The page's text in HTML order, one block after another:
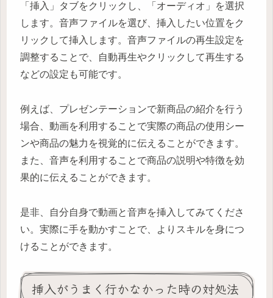
「挿入」タブをクリックし、「オーディオ」を選択
します。音声ファイルを選び、挿入したい位置をク
リックして挿入します。音声ファイルの再生設定を
調整することで、自動再生やクリックして再生する
などの設定も可能です。
例えば、プレゼンテーションで新商品の紹介を行う
場合、動画を利用することで実際の商品の使用シー
ンや商品の魅力を視覚的に伝えることができます。
また、音声を利用することで商品の説明や特徴を効
果的に伝えることができます。
是非、自分自身で動画と音声を挿入してみてくださ
い。実際に手を動かすことで、よりスキルを身につ
けることができます。
挿入がうまく行かなかった時の対処法